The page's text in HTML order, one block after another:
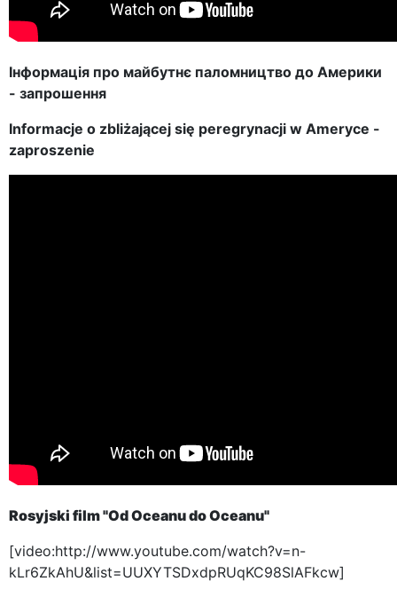
Інформація про майбутнє паломництво до Америки
- запрошення
Informacje o zbliżającej się peregrynacji w Ameryce -
zaproszenie
Rosyjski film "Od Oceanu do Oceanu"
[video:http://www.youtube.com/watch?v=n-
kLr6ZkAhU&list=UUXYTSDxdpRUqKC98SlAFkcw]